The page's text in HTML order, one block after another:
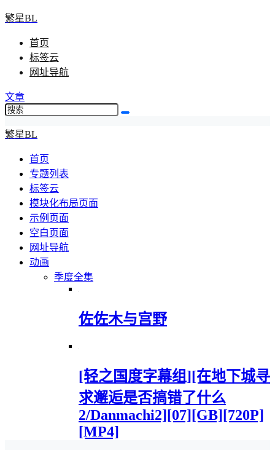
繁星BL
首页
标签云
网址导航
文章
繁星BL
首页
专题列表
标签云
模块化布局页面
示例页面
空白页面
网址导航
动画
季度全集
佐佐木与宫野
[轻之国度字幕组][在地下城寻
求邂逅是否搞错了什么
2/Danmachi2][07][GB][720P]
[MP4]